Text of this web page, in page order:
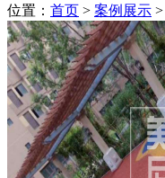
位置： 首页 > 案例展示 >